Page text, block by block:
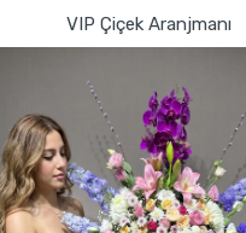
VIP Çiçek Aranjmanı